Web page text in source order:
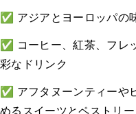
✅ アジアとヨーロッパの
✅ コーヒー、紅茶、フレ
彩なドリンク
✅ アフタヌーンティーや
めるスイーツとペストリー